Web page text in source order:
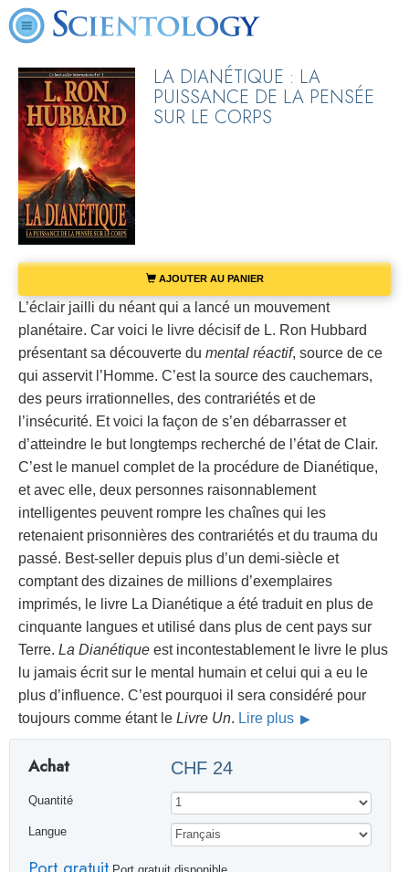
LA DIANÉTIQUE : LA
PUISSANCE DE LA PENSÉE
SUR LE CORPS
AJOUTER AU PANIER
L’éclair jailli du néant qui a lancé un mouvement
planétaire. Car voici le livre décisif de L. Ron Hubbard
présentant sa découverte du mental réactif, source de ce
qui asservit l’Homme. C’est la source des cauchemars,
des peurs irrationnelles, des contrariétés et de
l’insécurité. Et voici la façon de s’en débarrasser et
d’atteindre le but longtemps recherché de l’état de Clair.
C’est le manuel complet de la procédure de Dianétique,
et avec elle, deux personnes raisonnablement
intelligentes peuvent rompre les chaînes qui les
retenaient prisonnières des contrariétés et du trauma du
passé. Best-seller depuis plus d’un demi-siècle et
comptant des dizaines de millions d’exemplaires
imprimés, le livre La Dianétique a été traduit en plus de
cinquante langues et utilisé dans plus de cent pays sur
Terre. La Dianétique est incontestablement le livre le plus
lu jamais écrit sur le mental humain et celui qui a eu le
plus d’influence. C’est pourquoi il sera considéré pour
toujours comme étant le Livre Un. Lire plus
Achat CHF 24
Quantité
Langue